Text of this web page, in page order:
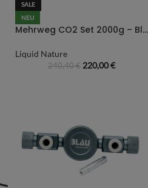
SALE
NEU
Mehrweg CO2 Set 2000g – Blau-Aquaristic Complete Regulator
Liquid Nature
240,40€ 220,00€